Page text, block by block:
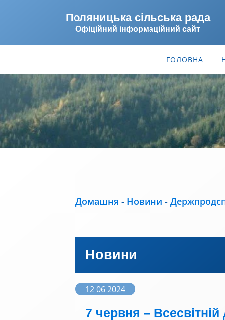
Поляницька сільська рада
Офіційний інформаційний сайт
ГОЛОВНА
Домашня - Новини -
Новини
12 06 2024
7 червня –